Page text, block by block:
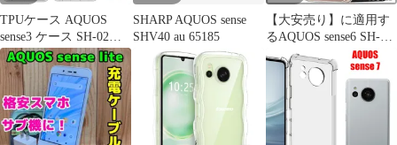
TPUケース AQUOS
sense3 ケース SH-02M
スーパークリア sense3
lite スマホケース
SHV45 カバー sense 3
basic ソフト SH-M12 透
明 アクオスセンス3
AQUOS sense3 lite SH-
SHARP AQUOS sense
SHV40 au 65185
【大安売り】に適用す
るAQUOS sense6 SH-
54B SHG05 SH-M19 /
AQUOS sense 6s SHG07
ケース 全透明 ソフト
TPU素材 薄型 軽量 耐
衝撃 黄変を防ぐ レンズ
保護 sense6 TPU